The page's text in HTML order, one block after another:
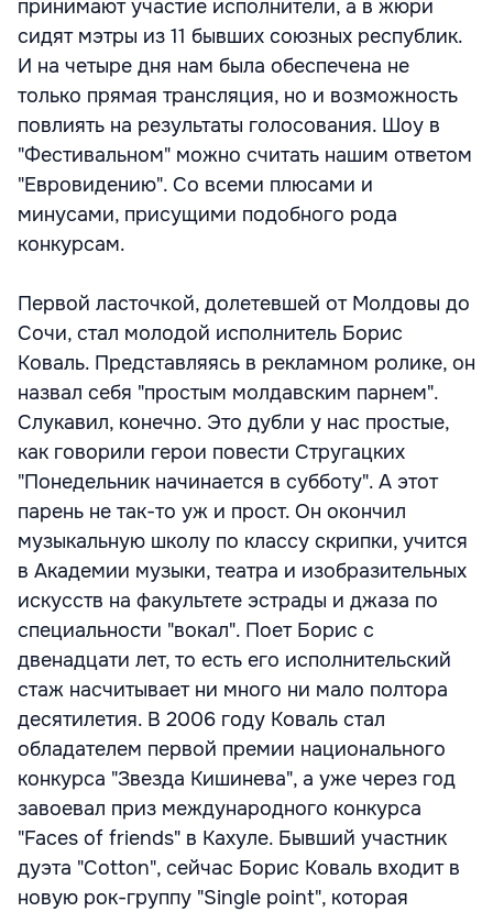
принимают участие исполнители, а в жюри
сидят мэтры из 11 бывших союзных республик.
И на четыре дня нам была обеспечена не
только прямая трансляция, но и возможность
повлиять на результаты голосования. Шоу в
"Фестивальном" можно считать нашим ответом
"Евровидению". Со всеми плюсами и
минусами, присущими подобного рода
конкурсам.
Первой ласточкой, долетевшей от Молдовы до
Сочи, стал молодой исполнитель Борис
Коваль. Представляясь в рекламном ролике, он
назвал себя "простым молдавским парнем".
Слукавил, конечно. Это дубли у нас простые,
как говорили герои повести Стругацких
"Понедельник начинается в субботу". А этот
парень не так-то уж и прост. Он окончил
музыкальную школу по классу скрипки, учится
в Академии музыки, театра и изобразительных
искусств на факультете эстрады и джаза по
специальности "вокал". Поет Борис с
двенадцати лет, то есть его исполнительский
стаж насчитывает ни много ни мало полтора
десятилетия. В 2006 году Коваль стал
обладателем первой премии национального
конкурса "Звезда Кишинева", а уже через год
завоевал приз международного конкурса
"Faces of friends" в Кахуле. Бывший участник
дуэта "Cotton", сейчас Борис Коваль входит в
новую рок-группу "Single point", которая